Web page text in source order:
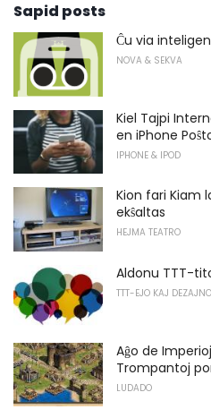
Sapid posts
Ĉu via
NOVA & SEKVA
Kiel Tajpi
en iPhone
IPHONE & IPOD
Kion fari Kiam
ekŝaltas
HEJMA TEATRO
Aldonu TTT-
TTT-EJO KAJ DEZAJNO
Aĝo de
Trompantoj
LUDADO